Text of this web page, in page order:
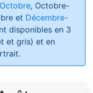
, Octobre-
et Décembre-
disponibles en 3
et gris) et en
.